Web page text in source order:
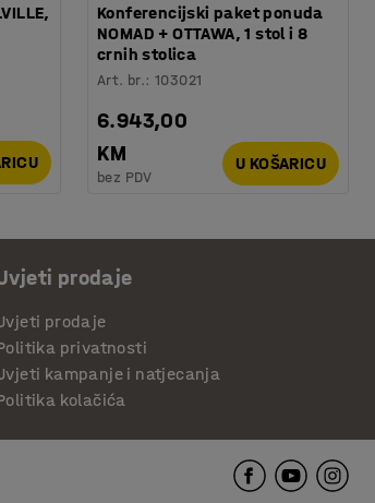
Konferencijski paket ponuda
NOMAD + OTTAWA, 1 stol i 8
crnih stolica
Art. br.:103021
6.943,00
KM
bez PDV
U KOŠARICU
prodaje
prodaje
privatnosti
kampanje i natjecanja
kolačića